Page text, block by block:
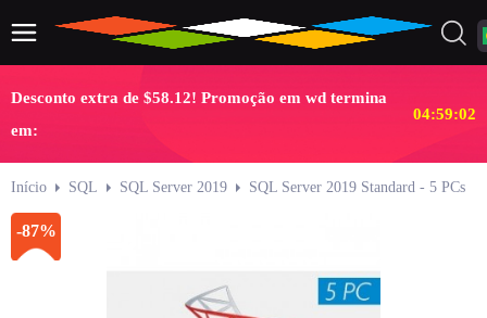
Desconto extra de $58.12! Promoção em wd termina
em:
04:59:02
Início SQL SQL Server 2019 SQL Server 2019 Standard - 5 PCs
-87%